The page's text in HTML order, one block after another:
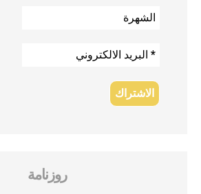
روزنامة